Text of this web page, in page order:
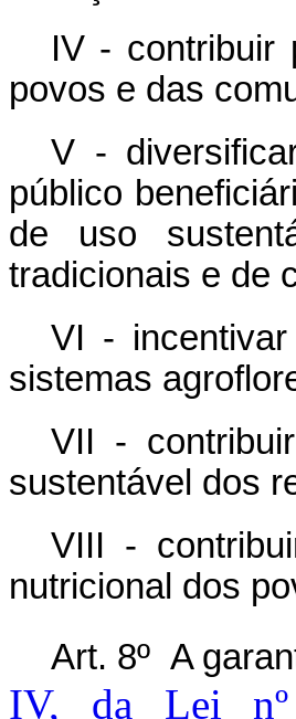
IV - contribuir
povos e das
V -
público
de uso
tradicionais e de
VI -
sistemas
VII -
sustentável dos
VIII -
nutricional dos
Art. 8º A
IV, da Lei